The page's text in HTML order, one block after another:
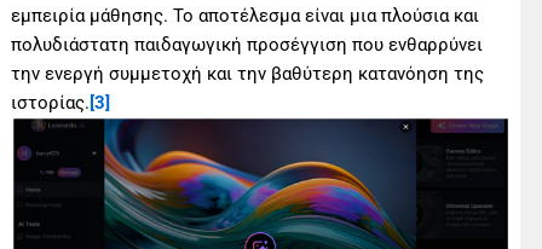
εμπειρία μάθησης. Το αποτέλεσμα είναι μια πλούσια και
πολυδιάστατη παιδαγωγική προσέγγιση που ενθαρρύνει
την ενεργή συμμετοχή και την βαθύτερη κατανόηση της
ιστορίας. [3]